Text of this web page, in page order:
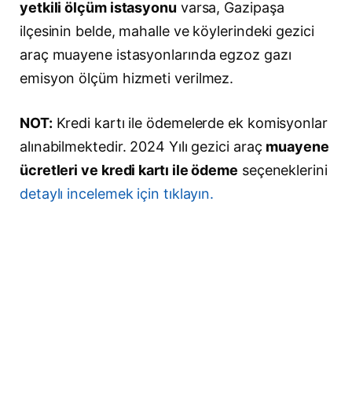
yetkili ölçüm istasyonu varsa, Gazipaşa
ilçesinin belde, mahalle ve köylerindeki gezici
araç muayene istasyonlarında egzoz gazı
emisyon ölçüm hizmeti verilmez.
NOT: Kredi kartı ile ödemelerde ek komisyonlar
alınabilmektedir. 2024 Yılı gezici araç muayene
ücretleri ve kredi kartı ile ödeme seçeneklerini
detaylı incelemek için tıklayın.